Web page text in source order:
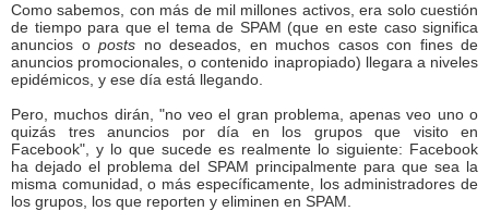
Como sabemos, con más de mil millones activos, era solo cuestión
de tiempo para que el tema de SPAM (que en este caso significa
anuncios o posts no deseados, en muchos casos con fines de
anuncios promocionales, o contenido inapropiado) llegara a niveles
epidémicos, y ese día está llegando.
Pero, muchos dirán, "no veo el gran problema, apenas veo uno o
quizás tres anuncios por día en los grupos que visito en
Facebook", y lo que sucede es realmente lo siguiente: Facebook
ha dejado el problema del SPAM principalmente para que sea la
misma comunidad, o más específicamente, los administradores de
los grupos, los que reporten y eliminen en SPAM.